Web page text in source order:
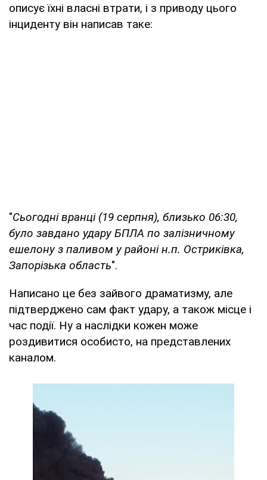
описує їхні власні втрати, і з приводу цього
інциденту він написав таке:
"Сьогодні вранці (19 серпня), близько 06:30,
було завдано удару БПЛА по залізничному
ешелону з паливом у районі н.п. Остриківка,
Запорізька область".
Написано це без зайвого драматизму, але
підтверджено сам факт удару, а також місце і
час події. Ну а наслідки кожен може
роздивитися особисто, на представлених
каналом.